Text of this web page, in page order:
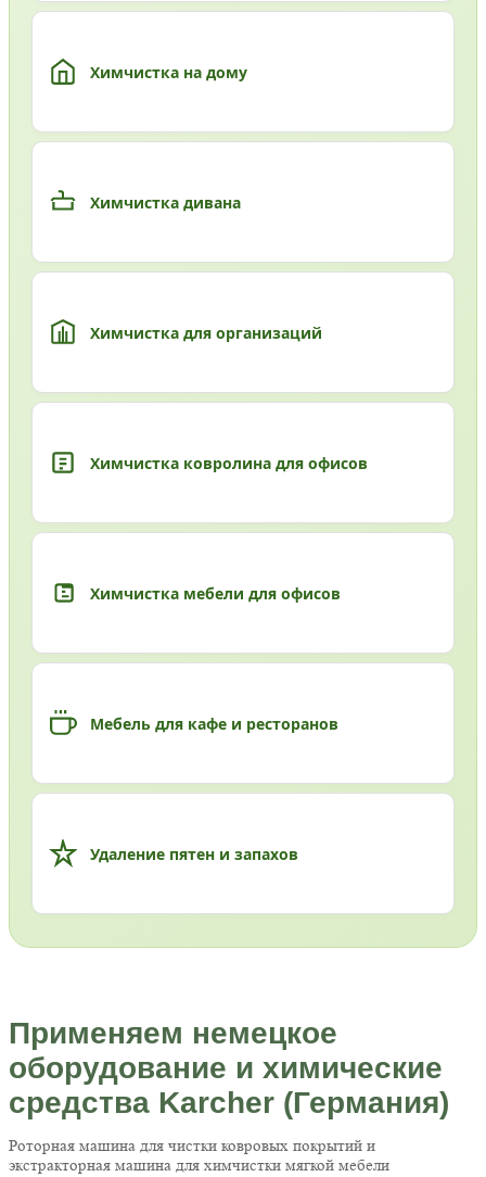
Химчистка на дому
Химчистка дивана
Химчистка для организаций
Химчистка ковролина для офисов
Химчистка мебели для офисов
Мебель для кафе и ресторанов
Удаление пятен и запахов
Применяем немецкое
оборудование и химические
средства Karcher (Германия)
Роторная машина для чистки ковровых покрытий и
экстракторная машина для химчистки мягкой мебели